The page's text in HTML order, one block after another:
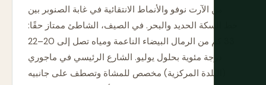
من الآرت نوفو والأنماط الانتقائية في غابة الصنوبر بين
خط السكة الحديد والبحر. في الصيف، الشاطئ ممتاز حقًا:
33 كم من الرمال البيضاء الناعمة ومياه تصل إلى 20–22
درجة مئوية بحلول يوليو. الشارع الرئيسي في ماجوري
(البلدة المركزية) مخصص للمشاة وتصطف على جانبيه